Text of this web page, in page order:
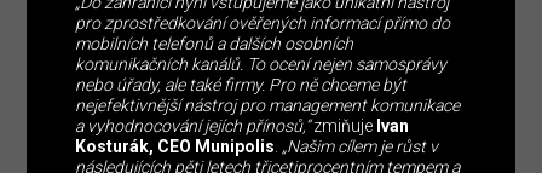
pro zprostředkování ověřených informací přímo do
mobilních telefonů a dalších osobních
komunikačních kanálů. To ocení nejen samosprávy
nebo úřady, ale také firmy. Pro ně chceme být
nejefektivnější nástroj pro management komunikace
a vyhodnocování jejích přínosů,“zmiňuje Ivan
Kosturák, CEO Munipolis „Našim cílem je růst v
následujících pěti letech třicetiprocentním tempem a